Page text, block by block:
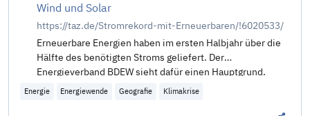
Wind und Solar
https://taz.de/Stromrekord-mit-Erneuerbaren/!6020533/
Erneuerbare Energien haben im ersten Halbjahr über die
Hälfte des benötigten Stroms geliefert. Der
Energieverband BDEW sieht dafür einen Hauptgrund.
Energie Energiewende Geografie Klimakrise